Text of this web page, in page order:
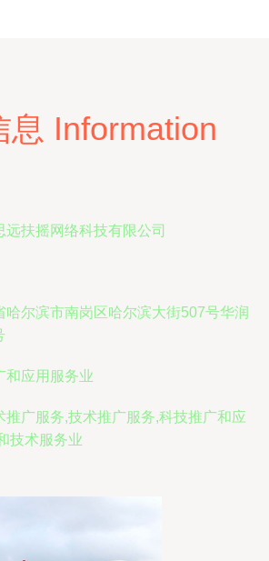
息 Information
远扶摇网络科技有限公司
哈尔滨市南岗区哈尔滨大街507号华润
和应用服务业
推广服务,技术推广服务,科技推广和应
技术服务业